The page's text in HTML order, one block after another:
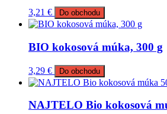
3,21 € Do obchodu
BIO kokosová múka, 300 g
3,29 € Do obchodu
NAJTELO Bio kokosová